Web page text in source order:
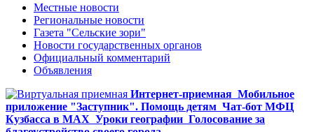
Местные новости
Региональные новости
Газета "Сельские зори"
Новости государственных органов
Официальный комментарий
Объявления
Интернет-приемная Мобильное
приложение "Заступник". Помощь детям Чат-бот МФЦ
Кузбасса в MAX Уроки географии Голосование за